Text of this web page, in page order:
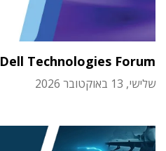
Dell Technologies Forum
שלישי, 13 באוקטובר 2026